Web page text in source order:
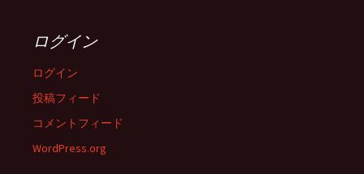
ログイン
ログイン
投稿フィード
コメントフィード
WordPress.org